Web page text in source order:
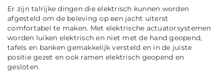
Er zijn talrijke dingen die elektrisch kunnen worden
afgesteld om de beleving op een jacht uiterst
comfortabel te maken. Met elektrische actuatorsystemen
worden luiken elektrisch en niet met de hand geopend,
tafels en banken gemakkelijk versteld en in de juiste
positie gezet en ook ramen elektrisch geopend en
gesloten.